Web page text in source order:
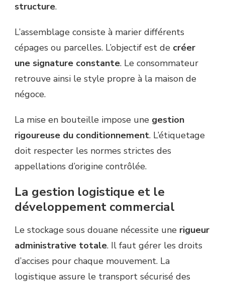
structure.
L’assemblage consiste à marier différents
cépages ou parcelles. L’objectif est de créer
une signature constante. Le consommateur
retrouve ainsi le style propre à la maison de
négoce.
La mise en bouteille impose une gestion
rigoureuse du conditionnement. L’étiquetage
doit respecter les normes strictes des
appellations d’origine contrôlée.
La gestion logistique et le
développement commercial
Le stockage sous douane nécessite une rigueur
administrative totale. Il faut gérer les droits
d’accises pour chaque mouvement. La
logistique assure le transport sécurisé des